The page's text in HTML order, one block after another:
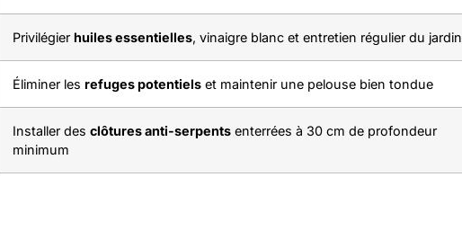
Privilégier huiles essentielles, vinaigre blanc et entretien régulier du jardin
Éliminer les refuges potentiels et maintenir une pelouse bien tondue
Installer des clôtures anti-serpents enterrées à 30 cm de profondeur
minimum